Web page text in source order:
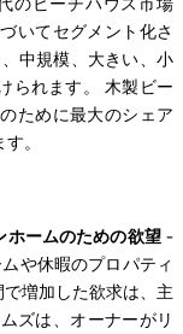
いてセグメント化さ
中規模、大きい、小
られます。 木製ビー
ために最大のシェア
。
ホームのための欲望-
や休暇のプロパティ
増加した欲求は、主
ズは、オーナーがリ